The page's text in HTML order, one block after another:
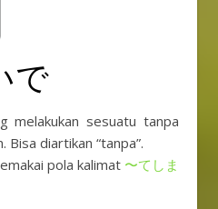
で
Bisa diartikan “tanpa”.
pola kalimat 〜てしま